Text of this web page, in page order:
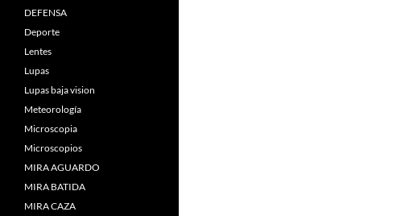
DEFENSA
Deporte
Lentes
Lupas
Lupas baja vision
Meteorología
Microscopia
Microscopios
MIRA AGUARDO
MIRA BATIDA
MIRA CAZA